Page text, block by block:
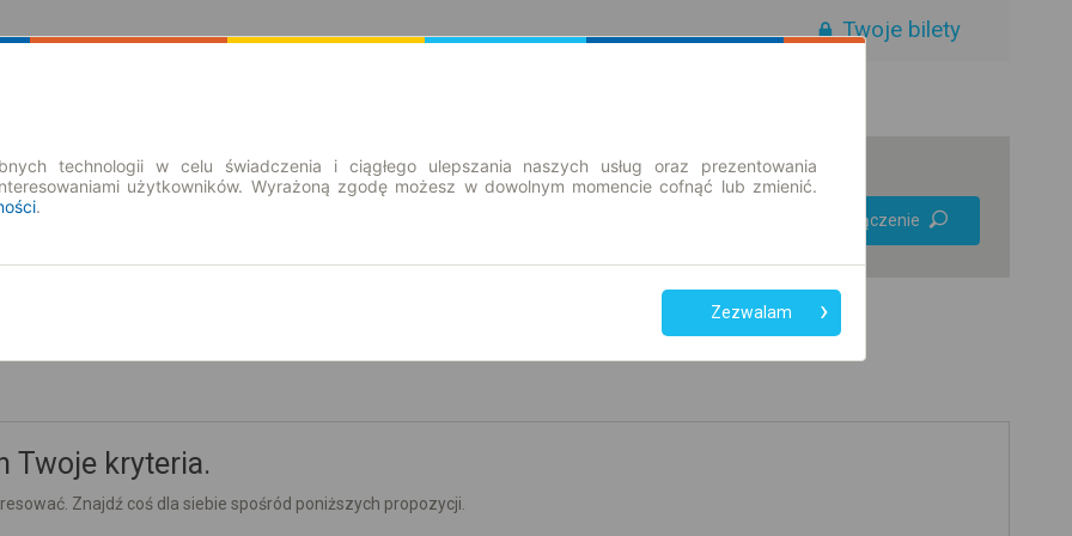
Twoje bilety
Znajdź połączenie
Twoje kryteria.
Znajdź coś dla siebie spośród poniższych propozycji.
technologii w celu świadczenia i ciągłego ulepszania naszych usług oraz prezentowania
użytkowników. Wyrażoną zgodę możesz w dowolnym momencie cofnąć lub zmienić.
.
Zezwalam